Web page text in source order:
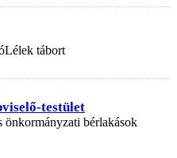
tábort
testület
önkormányzati bérlakások